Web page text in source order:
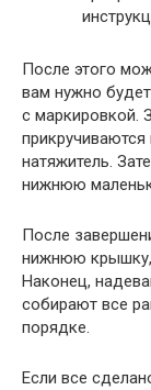
После этого
вам нужно
с маркировкой.
натяжитель.
нижнюю
После
нижнюю крышку,
Наконец,
собирают все
порядке.
Если все